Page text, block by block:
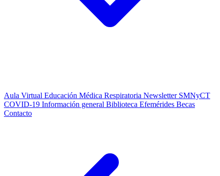
Aula Virtual Educación Médica Respiratoria Newsletter SMNyCT
COVID-19 Información general Biblioteca Efemérides Becas
Contacto